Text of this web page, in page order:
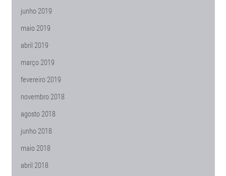
junho 2019
maio 2019
abril 2019
março 2019
fevereiro 2019
novembro 2018
agosto 2018
junho 2018
maio 2018
abril 2018